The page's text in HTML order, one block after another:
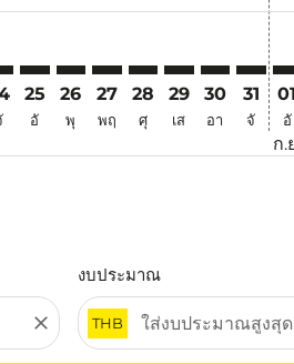
25
อั
26
พุ
27
พฤ
28
ศุ
29
เส
30
อา
31
จั
01
อั
ก.
close
งบประมาณ
THB